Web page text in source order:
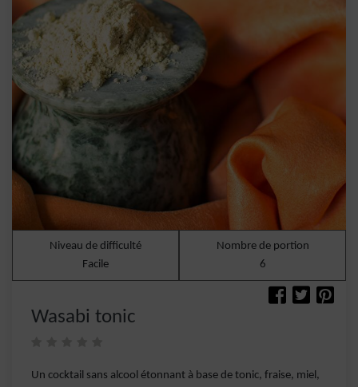
Niveau de difficulté
Facile
Nombre de portion
6
Wasabi tonic
Un cocktail sans alcool étonnant à base de tonic, fraise, miel,